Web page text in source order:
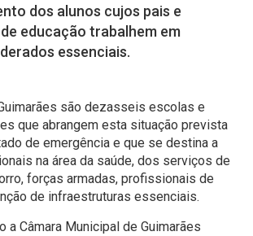
dos alunos cujos pais e
educação trabalhem em
essenciais.
são dezasseis escolas e
que abrangem esta situação prevista
de emergência e que se destina a
na área da saúde, dos serviços de
forças armadas, profissionais de
de infraestruturas essenciais.
a Câmara Municipal de Guimarães